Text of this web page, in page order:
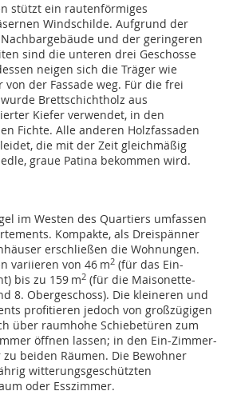
stützt ein rautenförmiges
Windschilde. Aufgrund der
und der geringeren
sind die unteren drei Geschosse
neigen sich die Träger wie
von der Fassade weg. Für die frei
Brettschichtholz aus
Kiefer verwendet, in den
Fichte. Alle anderen Holzfassaden
die mit der Zeit gleichmäßig
graue Patina bekommen wird.
im Westen des Quartiers umfassen
Kompakte, als Dreispänner
erschließen die Wohnungen.
variieren von 46 m2 (für das Ein-
bis zu 159 m2 (für die Maisonette-
8. Obergeschoss). Die kleineren und
profitieren jedoch von großzügigen
über raumhohe Schiebetüren zum
öffnen lassen; in den Ein-Zimmer-
beiden Räumen. Die Bewohner
witterungs­geschützten
oder Esszimmer.